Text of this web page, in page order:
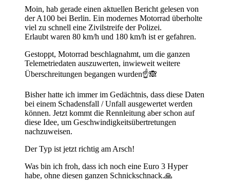
Moin, hab gerade einen aktuellen Bericht gelesen von
der A100 bei Berlin. Ein modernes Motorrad überholte
viel zu schnell eine Zivilstreife der Polizei.
Erlaubt waren 80 km/h und 180 km/h ist er gefahren.
Gestoppt, Motorrad beschlagnahmt, um die ganzen
Telemetriedaten auszuwerten, inwieweit weitere
Überschreitungen begangen wurden☝️🙈
Bisher hatte ich immer im Gedächtnis, dass diese Daten
bei einem Schadensfall / Unfall ausgewertet werden
können. Jetzt kommt die Rennleitung aber schon auf
diese Idee, um Geschwindigkeitsübertretungen
nachzuweisen.
Der Typ ist jetzt richtig am Arsch!
Was bin ich froh, dass ich noch eine Euro 3 Hyper
habe, ohne diesen ganzen Schnickschnack.🙏